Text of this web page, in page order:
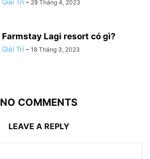
Giải Trí - 28 Tháng 4, 2023
Farmstay Lagi resort có gì?
Giải Trí - 18 Tháng 3, 2023
NO COMMENTS
LEAVE A REPLY